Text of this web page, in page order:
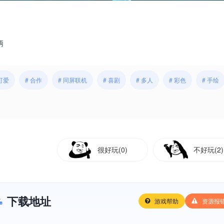
爱 # 合作 # 同屏联机 # 喜剧 # 多人 # 彩色 # 手绘
很好玩(0) 不好玩(2)
下载地址 游戏帮助 资源报